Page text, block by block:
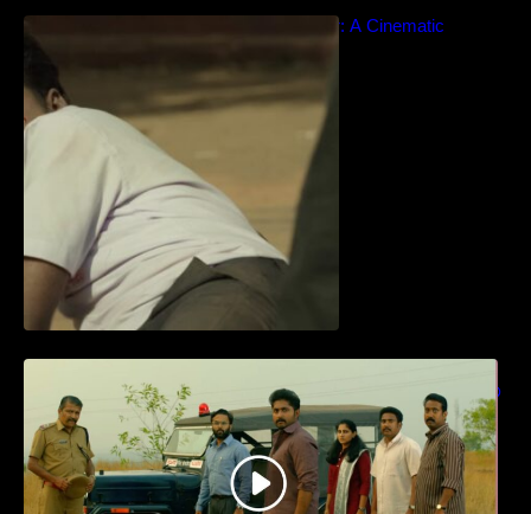
Idiyan Chandhu – Teaser: A Cinematic
എത്തുന്ന “പാർട്നെർസ്” പ്രേക്ഷക ശ്രദ്ധ
നേടിയ ടീസർ കാണാം..